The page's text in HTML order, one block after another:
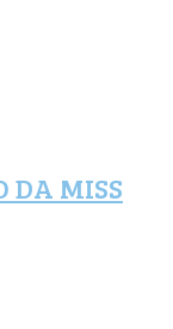
DA MISS